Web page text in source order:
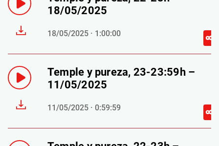
18/05/2025
18/05/2025 · 1:00:00
Temple y pureza, 23-23:59h –
11/05/2025
11/05/2025 · 0:59:59